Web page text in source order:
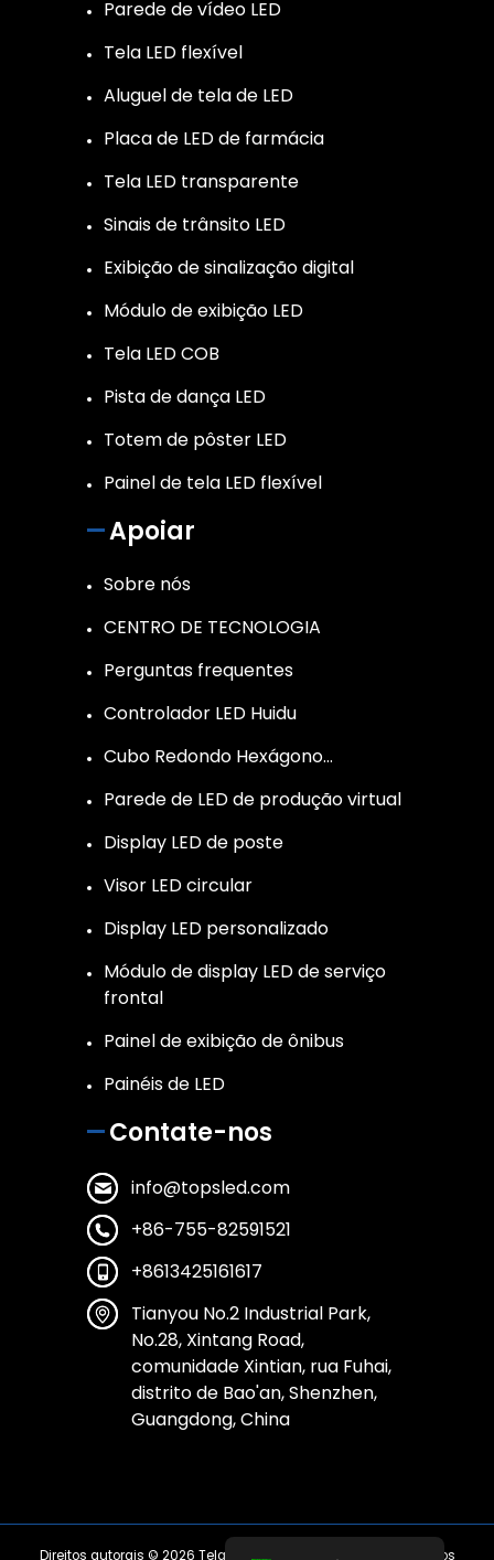
Parede de vídeo LED
Tela LED flexível
Aluguel de tela de LED
Placa de LED de farmácia
Tela LED transparente
Sinais de trânsito LED
Exibição de sinalização digital
Módulo de exibição LED
Tela LED COB
Pista de dança LED
Totem de pôster LED
Painel de tela LED flexível
Apoiar
Sobre nós
CENTRO DE TECNOLOGIA
Perguntas frequentes
Controlador LED Huidu
Cubo Redondo Hexágono…
Parede de LED de produção virtual
Display LED de poste
Visor LED circular
Display LED personalizado
Módulo de display LED de serviço
frontal
Painel de exibição de ônibus
Painéis de LED
Contate-nos
info@topsled.com
+86-755-82591521
+8613425161617
Tianyou No.2 Industrial Park,
No.28, Xintang Road,
comunidade Xintian, rua Fuhai,
distrito de Bao'an, Shenzhen,
Guangdong, China
Direitos autorais © 2026 Tela de LED Top Shine | Todos os direitos